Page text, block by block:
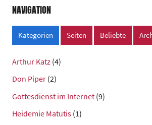
NAVIGATION
Kategorien Seiten Beliebte
Arthur Katz (4)
Don Piper (2)
Gottesdienst im Internet (9)
Heidemie Matutis (1)